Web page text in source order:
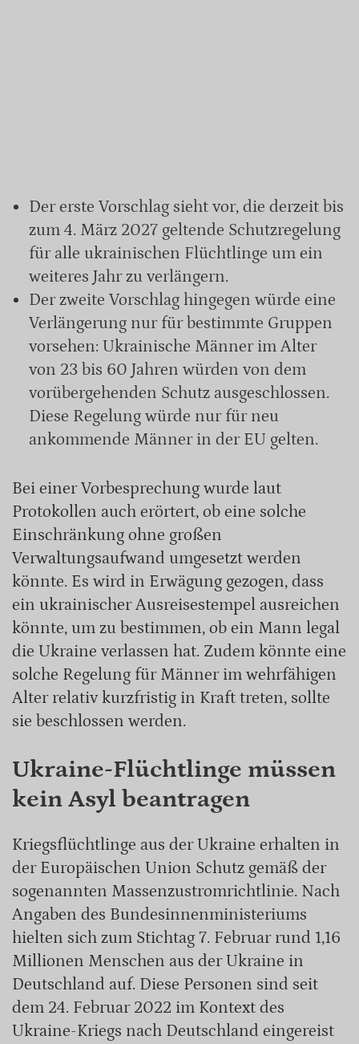
Der erste Vorschlag sieht vor, die derzeit bis
zum 4. März 2027 geltende Schutzregelung
für alle ukrainischen Flüchtlinge um ein
weiteres Jahr zu verlängern.
Der zweite Vorschlag hingegen würde eine
Verlängerung nur für bestimmte Gruppen
vorsehen: Ukrainische Männer im Alter
von 23 bis 60 Jahren würden von dem
vorübergehenden Schutz ausgeschlossen.
Diese Regelung würde nur für neu
ankommende Männer in der EU gelten.
Bei einer Vorbesprechung wurde laut
Protokollen auch erörtert, ob eine solche
Einschränkung ohne großen
Verwaltungsaufwand umgesetzt werden
könnte. Es wird in Erwägung gezogen, dass
ein ukrainischer Ausreisestempel ausreichen
könnte, um zu bestimmen, ob ein Mann legal
die Ukraine verlassen hat. Zudem könnte eine
solche Regelung für Männer im wehrfähigen
Alter relativ kurzfristig in Kraft treten, sollte
sie beschlossen werden.
Ukraine-Flüchtlinge müssen
kein Asyl beantragen
Kriegsflüchtlinge aus der Ukraine erhalten in
der Europäischen Union Schutz gemäß der
sogenannten Massenzustromrichtlinie. Nach
Angaben des Bundesinnenministeriums
hielten sich zum Stichtag 7. Februar rund 1,16
Millionen Menschen aus der Ukraine in
Deutschland auf. Diese Personen sind seit
dem 24. Februar 2022 im Kontext des
Ukraine-Kriegs nach Deutschland eingereist